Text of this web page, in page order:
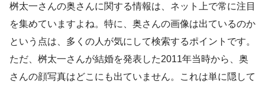
桝太一さんの奥さんに関する情報は、ネット上で常に注目
を集めていますよね。特に、奥さんの画像は出ているのか
という点は、多くの人が気にして検索するポイントです。
ただ、桝太一さんが結婚を発表した2011年当時から、奥
さんの顔写真はどこにも出ていません。これは単に隠して